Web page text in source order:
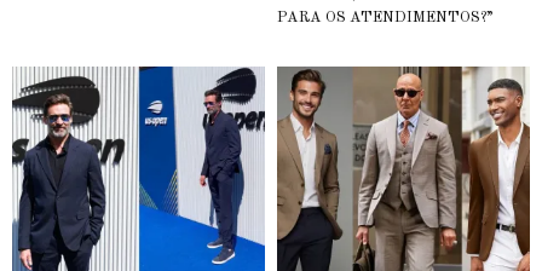
PARA OS ATENDIMENTOS?”